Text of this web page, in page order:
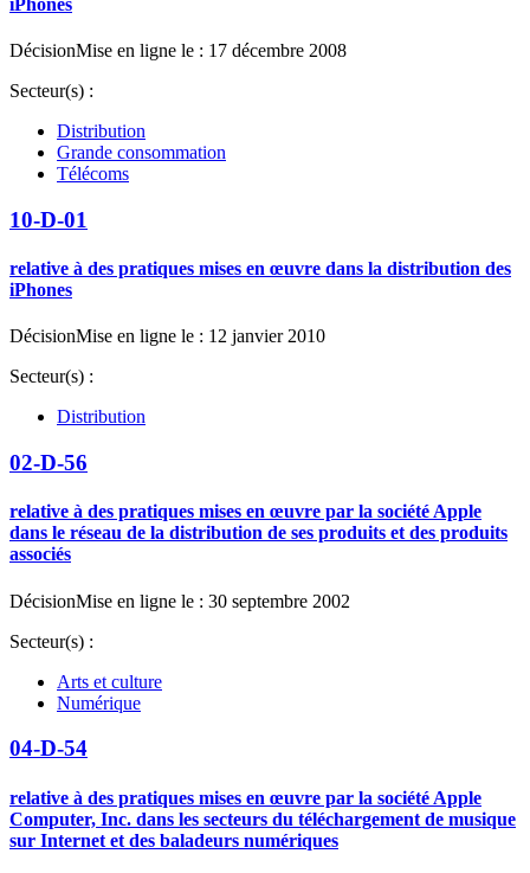
DécisionMise en ligne le : 17 décembre 2008
Secteur(s) :
Distribution
Grande consommation
Télécoms
10-D-01
relative à des pratiques mises en œuvre dans la distribution des
iPhones
DécisionMise en ligne le : 12 janvier 2010
Secteur(s) :
Distribution
02-D-56
relative à des pratiques mises en œuvre par la société Apple
dans le réseau de la distribution de ses produits et des produits
associés
DécisionMise en ligne le : 30 septembre 2002
Secteur(s) :
Arts et culture
Numérique
04-D-54
relative à des pratiques mises en œuvre par la société Apple
Computer, Inc. dans les secteurs du téléchargement de musique
sur Internet et des baladeurs numériques